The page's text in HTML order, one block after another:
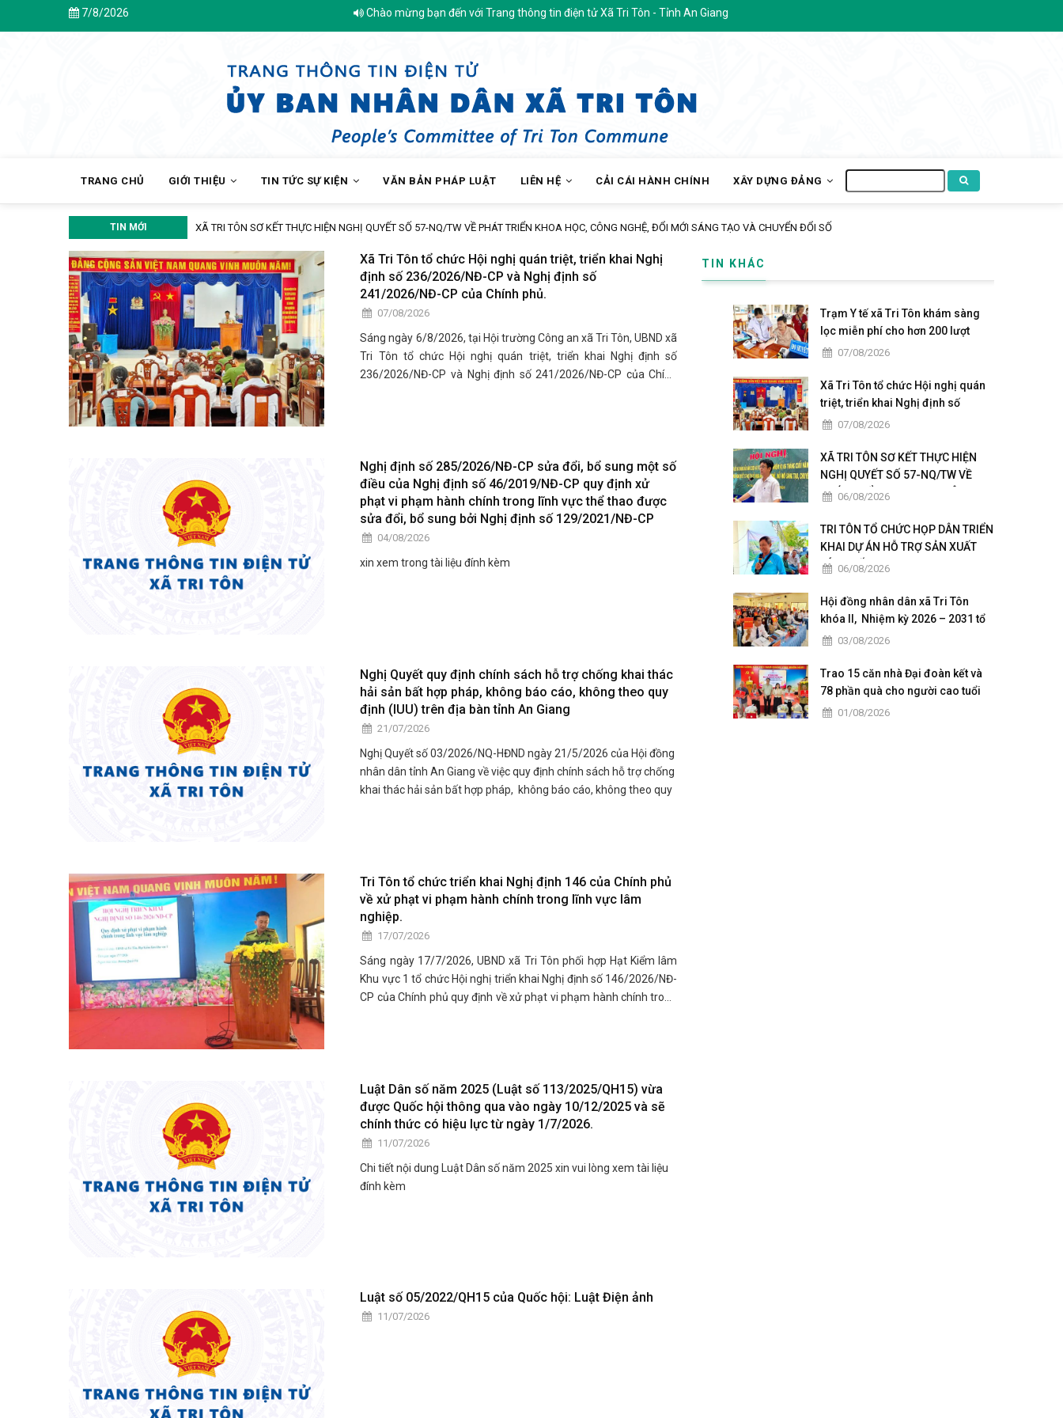
7/8/2026 Chào mừng bạn đến với Trang thông tin điện tử Xã Tri Tôn - Tỉnh An Giang
NAVIGATION
TRANG CHỦ GIỚI THIỆU TIN TỨC SỰ KIỆN VĂN BẢN PHÁP LUẬT LIÊN HỆ CẢI CÁI HÀNH CHÍNH XÂY DỰNG ĐẢNG
kiếm
TIN MỚI Trạm Y tế xã Tri Tôn khám sàng lọc miễn phí cho hơn 200 lượt người dân ấp Tô Thuận.
Xã Tri Tôn tổ chức Hội nghị quán triệt, triển khai Nghị
định số 236/2026/NĐ-CP và Nghị định số
241/2026/NĐ-CP của Chính phủ.
07/08/2026
Sáng ngày 6/8/2026, tại Hội trường Công an xã Tri Tôn, UBND xã
Tri Tôn tổ chức Hội nghị quán triệt, triển khai Nghị định số
236/2026/NĐ-CP và Nghị định số 241/2026/NĐ-CP của Chính
Nghị định số 285/2026/NĐ-CP sửa đổi, bổ sung một số
điều của Nghị định số 46/2019/NĐ-CP quy định xử
phạt vi phạm hành chính trong lĩnh vực thể thao được
sửa đổi, bổ sung bởi Nghị định số 129/2021/NĐ-CP
04/08/2026
xin xem trong tài liệu đính kèm
Nghị Quyết quy định chính sách hỗ trợ chống khai thác
hải sản bất hợp pháp, không báo cáo, không theo quy
định (IUU) trên địa bàn tỉnh An Giang
21/07/2026
Nghị Quyết số 03/2026/NQ-HĐND ngày 21/5/2026 của Hội đồng
nhân dân tỉnh An Giang về việc quy định chính sách hỗ trợ chống
khai thác hải sản bất hợp pháp, không báo cáo, không theo quy
Tri Tôn tổ chức triển khai Nghị định 146 của Chính phủ
về xử phạt vi phạm hành chính trong lĩnh vực lâm
nghiệp.
17/07/2026
Sáng ngày 17/7/2026, UBND xã Tri Tôn phối hợp Hạt Kiểm lâm
Khu vực 1 tổ chức Hội nghị triển khai Nghị định số 146/2026/NĐ-
CP của Chính phủ quy định về xử phạt vi phạm hành chính trong
Luật Dân số năm 2025 (Luật số 113/2025/QH15) vừa
được Quốc hội thông qua vào ngày 10/12/2025 và sẽ
chính thức có hiệu lực từ ngày 1/7/2026.
11/07/2026
Chi tiết nội dung Luật Dân số năm 2025 xin vui lòng xem tài liệu
đính kèm
Luật số 05/2022/QH15 của Quốc hội: Luật Điện ảnh
11/07/2026
TIN KHÁC
Trạm Y tế xã Tri Tôn khám sàng
lọc miễn phí cho hơn 200 lượt
người dân ấp Tô Thuận.
07/08/2026
Xã Tri Tôn tổ chức Hội nghị quán
triệt, triển khai Nghị định số
236/2026/NĐ-CP và Nghị định số
07/08/2026
XÃ TRI TÔN SƠ KẾT THỰC HIỆN
NGHỊ QUYẾT SỐ 57-NQ/TW VỀ
PHÁT TRIỂN KHOA HỌC, CÔNG
CHUYỂN ĐỔI SỐ
06/08/2026
TRI TÔN TỔ CHỨC HỌP DÂN TRIỂN
KHAI DỰ ÁN HỖ TRỢ SẢN XUẤT
LÚA CHẤT LƯỢNG CAO THEO
THẤP
06/08/2026
Hội đồng nhân dân xã Tri Tôn
khóa II, Nhiệm kỳ 2026 – 2031 tổ
chức kỳ họp thứ 4 giữa năm 2026
03/08/2026
Trao 15 căn nhà Đại đoàn kết và
78 phần quà cho người cao tuổi
có hoàn cảnh đặc biệt khó khăn
01/08/2026